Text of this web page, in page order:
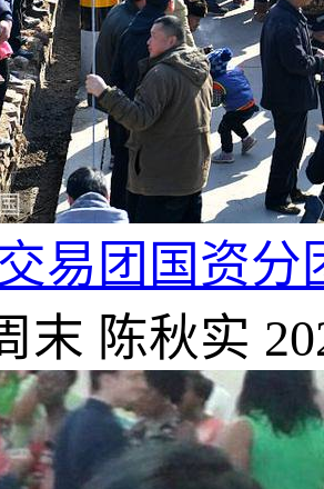
易团国资分
末 陈秋实